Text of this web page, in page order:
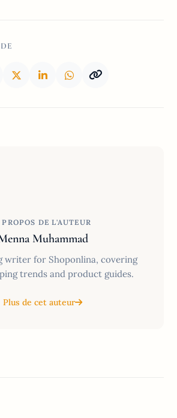
PROPOS DE L'AUTEUR
Muhammad
writer for Shoponlina, covering
trends and product guides.
Plus de cet auteur